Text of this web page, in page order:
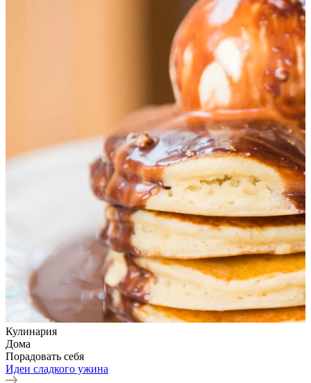
Кулинария
Дома
Порадовать себя
Идеи сладкого ужина